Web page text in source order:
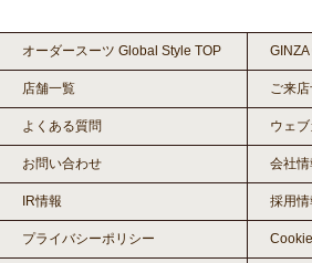
オーダースーツ Global Style TOP
店舗一覧 ご来
よくある質問 ウェ
お問い合わせ 会社情
IR情報 採用情
プライバシーポリシー